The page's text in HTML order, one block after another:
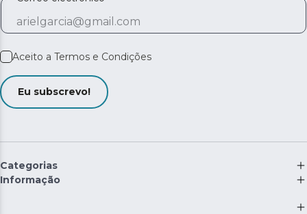
Aceito a Termos e Condições
Eu subscrevo!
Categorias
Informação